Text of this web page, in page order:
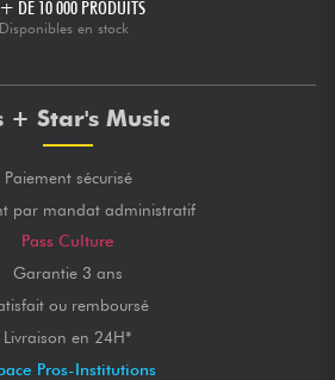
+ DE 10 000 PRODUITS
Disponibles en stock
+ Star's Music
Paiement sécurisé
par mandat administratif
Pass Culture
Garantie 3 ans
ou remboursé
Livraison en 24H*
Pros-Institutions